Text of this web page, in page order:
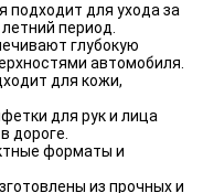
подходит для ухода за
период.
глубокую
автомобиля.
для кожи,
для рук и лица
дороге.
форматы и
из прочных и